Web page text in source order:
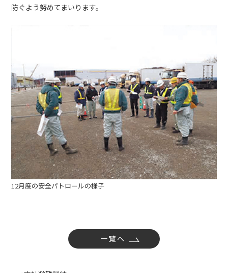
関連リンク
防ぐよう努めてまいります。
12月度の安全パトロールの様子
一覧へ